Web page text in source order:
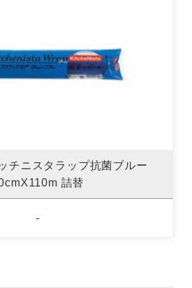
チニスタラップ抗菌ブルー
詰替
-